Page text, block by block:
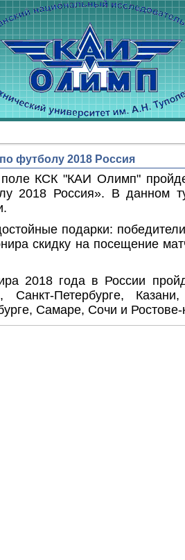
футболу 2018 Россия
КСК "КАИ Олимп"
2018 Россия». В данном
подарки:
скидку на посещение
2018 года в России
Петербурге,
Самаре, Сочи и Ростове-